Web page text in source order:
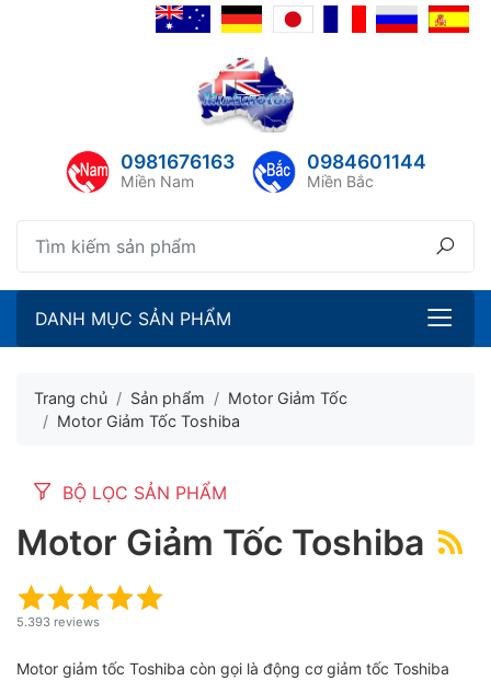
0981676163
Miền Nam
0984601144
Miền Bắc
DANH MỤC SẢN PHẨM
Trang chủ Sản phẩm
Motor Giảm Tốc
Motor Giảm Tốc Toshiba
BỘ LỌC SẢN PHẨM
Motor Giảm Tốc Toshiba
5.393 reviews
Motor giảm tốc Toshiba còn gọi là động cơ giảm tốc Toshiba